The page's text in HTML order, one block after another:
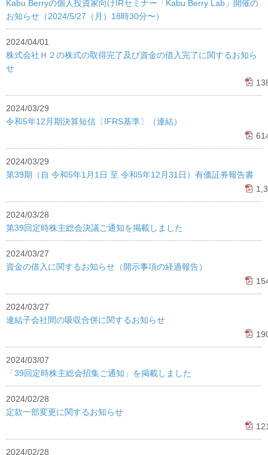
Kabu Berryの個人投資家向けIRセミナー「Kabu Berry Lab」開催の
お知らせ（2024/5/27（月）18時30分〜）
2024/04/01
株式会社Ｈ２の株式の取得完了及び資金の借入完了に関するお知ら
せ
2024/03/29
令和5年12月期決算短信〔IFRS基準〕（連結）
2024/03/29
第39期（自 令和5年1月1日 至 令和5年12月31日）有価証券報告書
2024/03/28
第39回定時株主総会決議ご通知を掲載しました
2024/03/27
資金の借入に関するお知らせ（開示事項の経過報告）
2024/03/27
連結子会社間の吸収合併に関するお知らせ
2024/03/07
「39回定時株主総会招集ご通知」を掲載しました
2024/02/28
定款一部変更に関するお知らせ
2024/02/28